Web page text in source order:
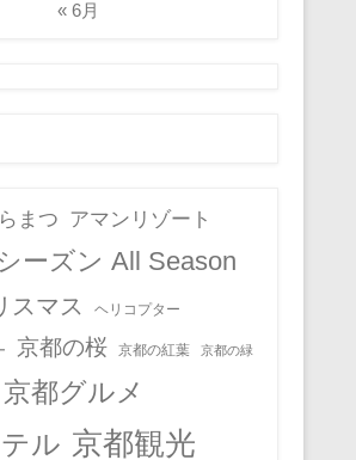
« 6月
まつ アマンリゾート
ーズン All Season
スマス ヘリコプター
京都の桜 京都の紅葉 京都の緑
京都グルメ
ル 京都観光